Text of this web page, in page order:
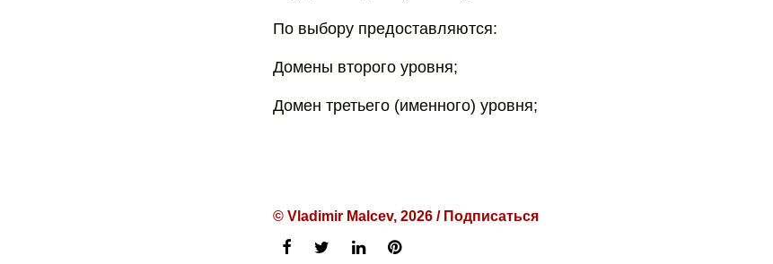
По выбору предоставляются:
Домены второго уровня;
Домен третьего (именного) уровня;
© Vladimir Malcev, 2026 / Подписаться